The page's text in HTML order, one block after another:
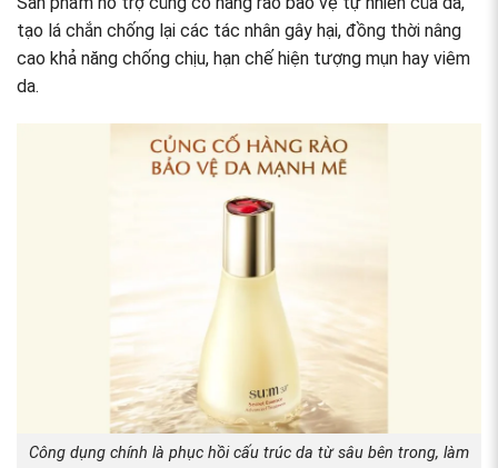
tạo lá chắn chống lại các tác nhân gây hại, đồng thời nâng
cao khả năng chống chịu, hạn chế hiện tượng mụn hay viêm
da.
Công dụng chính là phục hồi cấu trúc da từ sâu bên trong, làm